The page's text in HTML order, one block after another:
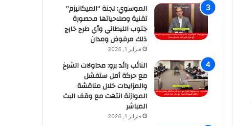
الموسوي: لجنة “الميكانيزم”
تقنية وصلاحياتها محصورة
جنوب الليطاني وأي طرح خارج
ذلك مرفوض ومدان
فبراير 1, 2026
النائب رائد برو: محاولات الشرخ
مع حركة أمل ستفشل
والمزايدات خلال مناقشة
الموازنة انتهت مع وقف البث
المباشر
فبراير 1, 2026